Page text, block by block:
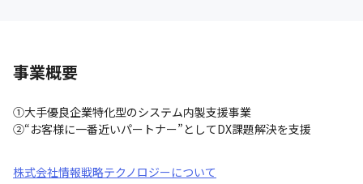
事業概要
①大手優良企業特化型のシステム内製支援事業
②“お客様に一番近いパートナー”としてDX課題解決を支援
株式会社情報戦略テクノロジーについて